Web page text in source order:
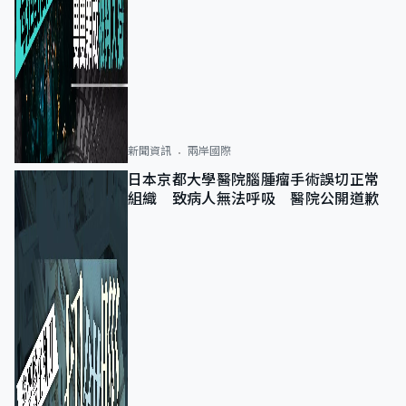
新聞資訊 兩岸國際
日本京都大學醫院腦腫瘤手術誤切正常
組織 致病人無法呼吸 醫院公開道歉